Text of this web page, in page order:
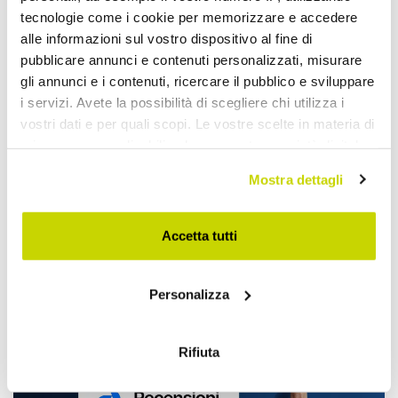
tecnologie come i cookie per memorizzare e accedere
alle informazioni sul vostro dispositivo al fine di
pubblicare annunci e contenuti personalizzati, misurare
gli annunci e i contenuti, ricercare il pubblico e sviluppare
i servizi. Avete la possibilità di scegliere chi utilizza i
vostri dati e per quali scopi. Le vostre scelte in materia di
modificare o revocare il proprio consenso in qualsiasi
momento dalla Dichiarazione sui cookie o facendo clic
sull'icona di attivazione della privacy.
raccogliere informazioni sulla tua posizione
Identificare il tuo dispositivo, scansionandolo
Mostra dettagli
Accetta tutti
Personalizza
Rifiuta
Oferta limitowana. Nie
przegap!